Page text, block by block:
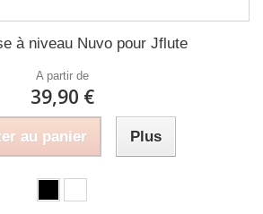
à niveau Nuvo pour Jflute
A partir de
39,90 €
au panier Plus